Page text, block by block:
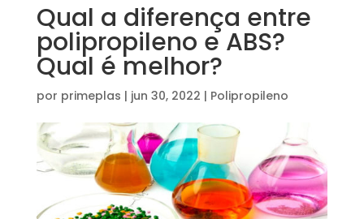
Qual a diferença entre
polipropileno e ABS?
Qual é melhor?
por primeplas | jun 30, 2022 | Polipropileno